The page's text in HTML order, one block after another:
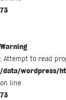
73
Warning
: Attempt to read
/data/wordpress/
on line
73